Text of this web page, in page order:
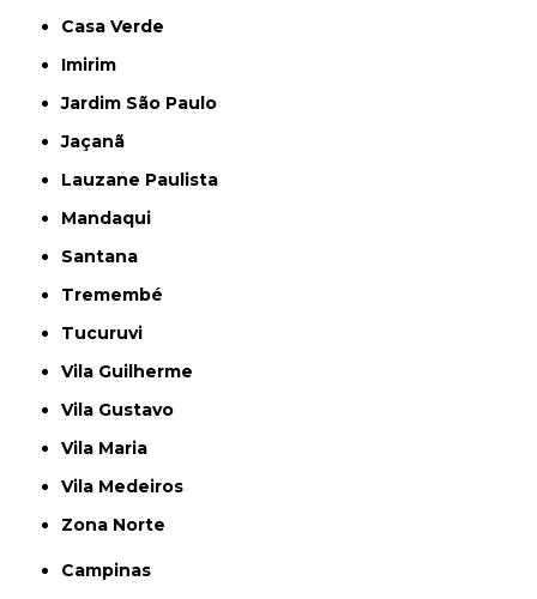
Casa Verde
Imirim
Jardim São Paulo
Jaçanã
Lauzane Paulista
Mandaqui
Santana
Tremembé
Tucuruvi
Vila Guilherme
Vila Gustavo
Vila Maria
Vila Medeiros
Zona Norte
Campinas